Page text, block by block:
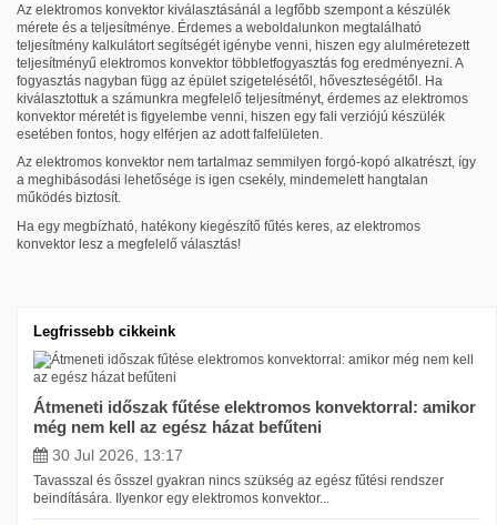
Az elektromos konvektor kiválasztásánál a legfőbb szempont a készülék
mérete és a teljesítménye. Érdemes a weboldalunkon megtalálható
teljesítmény kalkulátort segítségét igénybe venni, hiszen egy alulméretezett
teljesítményű elektromos konvektor többletfogyasztás fog eredményezni. A
fogyasztás nagyban függ az épület szigetelésétől, hőveszteségétől. Ha
kiválasztottuk a számunkra megfelelő teljesítményt, érdemes az elektromos
konvektor méretét is figyelembe venni, hiszen egy fali verziójú készülék
esetében fontos, hogy elférjen az adott falfelületen.
Az elektromos konvektor nem tartalmaz semmilyen forgó-kopó alkatrészt, így
a meghibásodási lehetősége is igen csekély, mindemelett hangtalan
működés biztosít.
Ha egy megbízható, hatékony kiegészítő fűtés keres, az elektromos
konvektor lesz a megfelelő választás!
Kategória
Fali elektromos konvektor 279
Álló elektromos konvektor
Design elektromos konvektor 99
Legfrissebb cikkeink
Átmeneti időszak fűtése elektromos konvektorral: amikor
még nem kell az egész házat befűteni
30 Jul 2026, 13:17
Tavasszal és ősszel gyakran nincs szükség az egész fűtési rendszer
beindítására. Ilyenkor egy elektromos konvektor...